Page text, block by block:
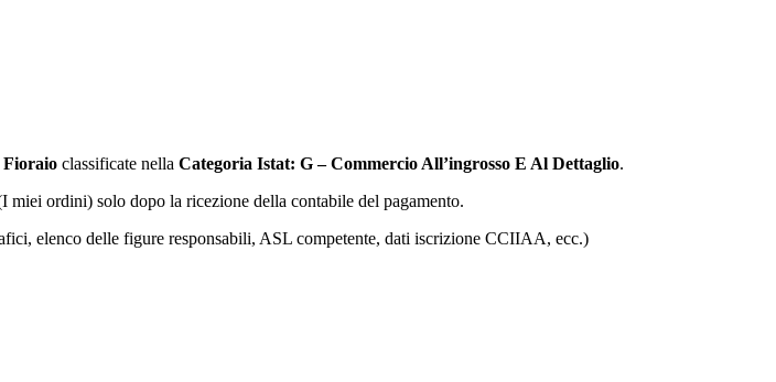
Fioraio classificate nella Categoria Istat: G – Commercio All’ingrosso E Al Dettaglio.
ordini) solo dopo la ricezione della contabile del pagamento.
elenco delle figure responsabili, ASL competente, dati iscrizione CCIIAA, ecc.)